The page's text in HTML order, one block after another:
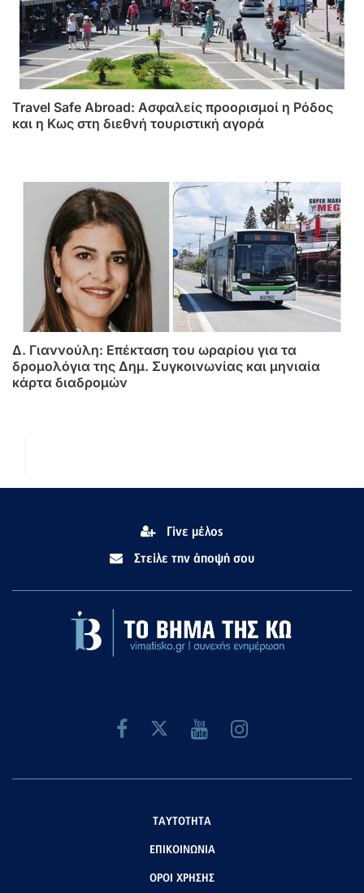
Travel Safe Abroad: Ασφαλείς προορισμοί η Ρόδος
και η Κως στη διεθνή τουριστική αγορά
Δ. Γιαννούλη: Επέκταση του ωραρίου για τα
δρομολόγια της Δημ. Συγκοινωνίας και μηνιαία
κάρτα διαδρομών
Γίνε μέλος
Στείλε την άποψή σου
ΤΑΥΤΟΤΗΤΑ
ΕΠΙΚΟΙΝΩΝΙΑ
ΟΡΟΙ ΧΡΗΣΗΣ